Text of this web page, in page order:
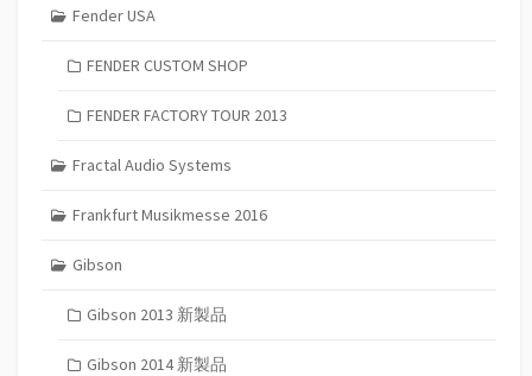
Fender USA
FENDER CUSTOM SHOP
FENDER FACTORY TOUR 2013
Fractal Audio Systems
Frankfurt Musikmesse 2016
Gibson
Gibson 2013 新製品
Gibson 2014 新製品